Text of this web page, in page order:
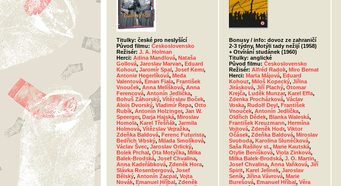
Titulky: české pro neslyšící
Původ filmu: Československo
Režisér: J. A. Holman
Herci: Adina Mandlová, Nataša
Gollová, Jaroslav Marvan, Eduard
Kohout, Jaromír Spal, Josef Kemr,
Antonie Hegerlíková, Meda
Valentová, Eman Fiala, František
Vnouček, Anna Melíšková, Anna
Ferencová, Antonín Jedlička,
Bohuš Záhorský, Vítězslav Boček,
Alois Dvorský, Vladimír Řepa, Otto
Rubík, Antonín Holzinger, Jan W.
Speerger, Darja Hajská, Miroslav
Homola, Karel Třešňák, Jarmila
Holmová, Vítězslav Vejražka,
Zdeňka Baldová, Ferenc Futurista,
Bedřich Vrbský, Milada Smolíková,
Václav Švec, Jaroslav Orlický,
Bolek Prchal, Ota Motyčka, Milka
Balek-Brodská, Josef Chvalina,
Anna Kadeřábková, Zdeněk Hora,
Slávka Rosenbergová, Josef
Bělský, Antonín Zacpal, Vojta
Novák, Emanuel Hříbal, Zdeněk
Bonusy / info: dovoz ze zahraničí
2-3 týdny, Motýli tady nežijí (1958)
+ Otvírání studánek (1960)
Titulky: anglické
Původ filmu: Československo
Režisér: Alfréd Radok, Miro Bernat
Herci: Marta Májová, Eduard
Kohout, Miloš Kopecký, Jiřina
Jirásková, Jiří Plachý, Otomar
Krejča, Luděk Munzar, Karel Effa,
Zdenka Procházková, Václav
Voska, Rudolf Deyl, František
Vnouček, Antonín Jedlička,
Oldřich Dědek, Blanka Waleská,
František Kreuzmann, Hermína
Vojtová, Zdeněk Hodr, Viktor
Očásek, Zdeňka Baldová, Miroslav
Svoboda, Karolina Slunéčková,
Saša Rašilov st., Marie Kautská,
Otylie Beníšková, Viola Zinková,
Milka Balek-Brodská, J. O. Martin,
Josef Chvalina, Anna Vaňková, Jiří
Spirit, Karel Jelínek, Jaroslav
Seník, Jiřina Vávrová, Marie
Burešová, Emanuel Hříbal, Věra